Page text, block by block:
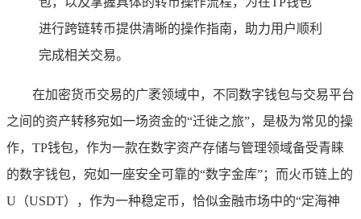
进行跨链转币提供清晰的操作指南，助力用户顺利
完成相关交易。
在加密货币交易的广袤领域中，不同数字钱包与交易平台
之间的资产转移宛如一场资金的“迁徙之旅”，是极为常见的操
作，TP钱包，作为一款在数字资产存储与管理领域备受青睐
的数字钱包，宛如一座安全可靠的“数字金库”；而火币链上的
U（USDT），作为一种稳定币，恰似金融市场中的“定海神